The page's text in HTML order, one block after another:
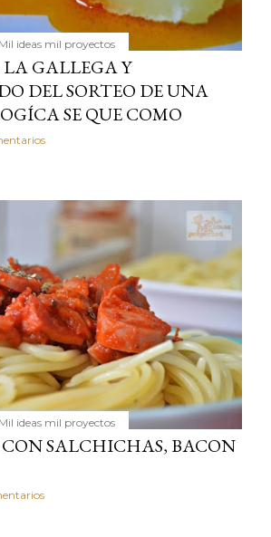
ideas mil proyectos
GALLEGA Y
DEL SORTEO DE UNA
SE QUE COMO
ideas mil proyectos
CON SALCHICHAS, BACON